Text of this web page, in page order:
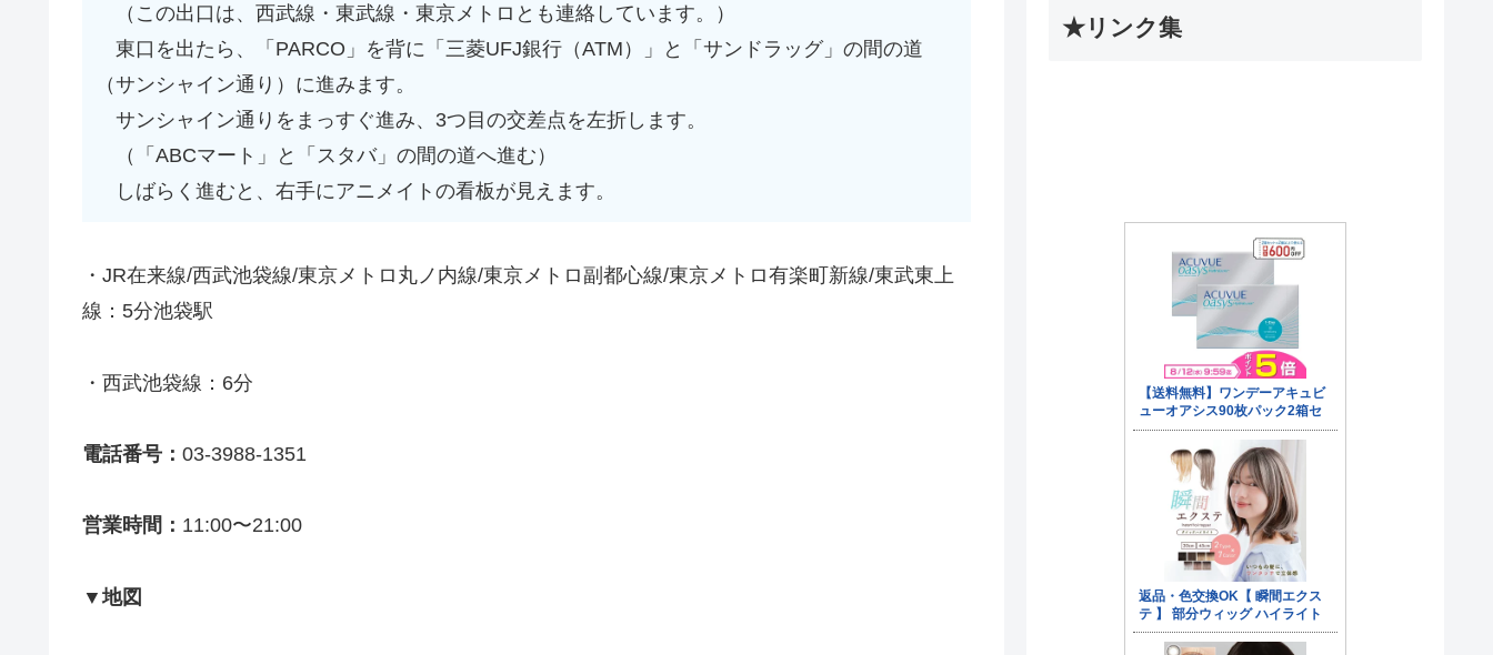
（この出口は、西武線・東武線・東京メトロとも連絡しています。）
東口を出たら、「PARCO」を背に「三菱UFJ銀行（ATM）」と「サンドラッグ」の間の道
（サンシャイン通り）に進みます。
サンシャイン通りをまっすぐ進み、3つ目の交差点を左折します。
（「ABCマート」と「スタバ」の間の道へ進む）
しばらく進むと、右手にアニメイトの看板が見えます。
・JR在来線/西武池袋線/東京メトロ丸ノ内線/東京メトロ副都心線/東京メトロ有楽町新線/東武東上
線：5分池袋駅
・西武池袋線：6分
電話番号： 03-3988-1351
営業時間： 11:00〜21:00
▼地図
★リンク集